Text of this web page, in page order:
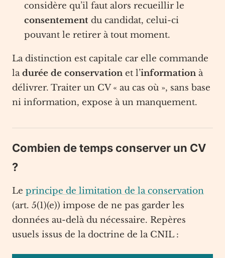
considère qu’il faut alors recueillir le
consentement du candidat, celui-ci
pouvant le retirer à tout moment.
La distinction est capitale car elle commande
ladurée de conservation et l’information à
délivrer. Traiter un CV « au cas où », sans base
ni information, expose à un manquement.
Combien de temps conserver un CV
?
Le principe de limitation de la conservation
(art. 5(1)(e)) impose de ne pas garder les
données au-delà du nécessaire. Repères
usuels issus de la doctrine de la CNIL :